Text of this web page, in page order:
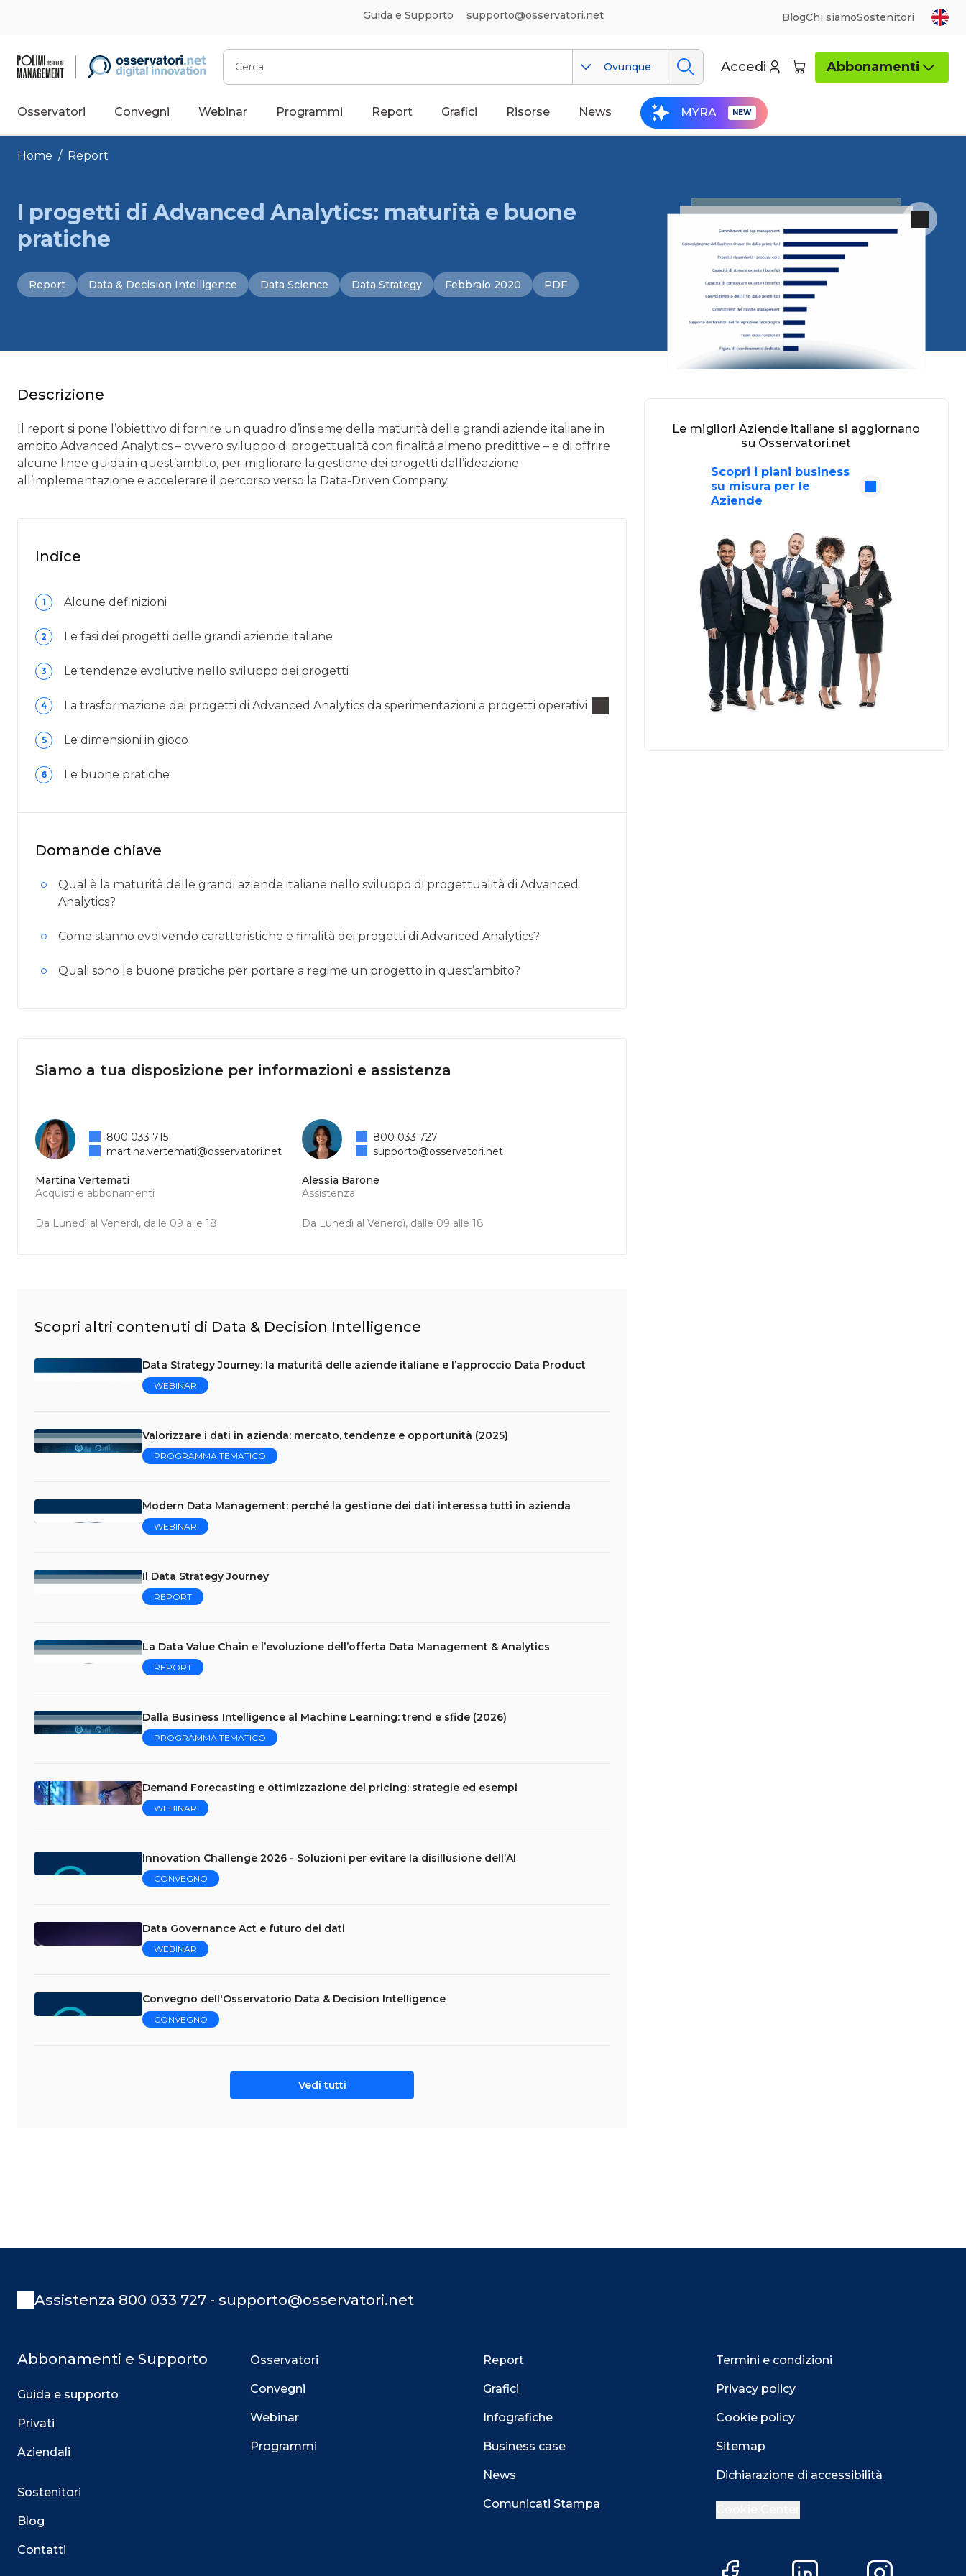
Guida e Supporto supporto@osservatori.net BlogChi siamoSostenitori
Cerca
Ovunque Accedi Abbonamenti
Osservatori Convegni Webinar Programmi Report Grafici Risorse News MYRA
Home / Report
I progetti di Advanced Analytics: maturità e buone
pratiche
Report Data & Decision Intelligence Data Science Data Strategy Febbraio 2020 PDF
Descrizione
Il report si pone l’obiettivo di fornire un quadro d’insieme della maturità delle grandi aziende italiane in
ambito Advanced Analytics – ovvero sviluppo di progettualità con finalità almeno predittive – e di offrire
alcune linee guida in quest’ambito, per migliorare la gestione dei progetti dall’ideazione
all’implementazione e accelerare il percorso verso la Data-Driven Company.
Indice
1 Alcune definizioni
2 Le fasi dei progetti delle grandi aziende italiane
3 Le tendenze evolutive nello sviluppo dei progetti
4 La trasformazione dei progetti di Advanced Analytics da sperimentazioni a progetti operativi
5 Le dimensioni in gioco
6 Le buone pratiche
Domande chiave
Qual è la maturità delle grandi aziende italiane nello sviluppo di progettualità di Advanced
Analytics?
Come stanno evolvendo caratteristiche e finalità dei progetti di Advanced Analytics?
Quali sono le buone pratiche per portare a regime un progetto in quest’ambito?
Siamo a tua disposizione per informazioni e assistenza
Martina Vertemati
Acquisti e abbonamenti
Da Lunedì al Venerdì, dalle 09 alle 18
800 033 715
martina.vertemati@osservatori.net
Alessia Barone
Assistenza
Da Lunedì al Venerdì, dalle 09 alle 18
800 033 727
supporto@osservatori.net
Scopri altri contenuti di Data & Decision Intelligence
Data Strategy Journey: la maturità delle aziende italiane e l’approccio Data Product
WEBINAR
Valorizzare i dati in azienda: mercato, tendenze e opportunità (2025)
PROGRAMMA TEMATICO
Modern Data Management: perché la gestione dei dati interessa tutti in azienda
WEBINAR
Il Data Strategy Journey
REPORT
La Data Value Chain e l’evoluzione dell’offerta Data Management & Analytics
REPORT
Dalla Business Intelligence al Machine Learning: trend e sfide (2026)
PROGRAMMA TEMATICO
Demand Forecasting e ottimizzazione del pricing: strategie ed esempi
WEBINAR
Innovation Challenge 2026 - Soluzioni per evitare la disillusione dell’AI
CONVEGNO
Data Governance Act e futuro dei dati
WEBINAR
Convegno dell'Osservatorio Data & Decision Intelligence
CONVEGNO
Vedi tutti
Le migliori Aziende italiane si aggiornano
su Osservatori.net
Scopri i piani business
su misura per le
Aziende
Assistenza 800 033 727 - supporto@osservatori.net
Abbonamenti e Supporto
Guida e supporto
Privati
Aziendali
Sostenitori
Blog
Contatti
Osservatori
Convegni
Webinar
Programmi
Report
Grafici
Infografiche
Business case
News
Comunicati Stampa
Termini e condizioni
Privacy policy
Cookie policy
Sitemap
Dichiarazione di accessibilità